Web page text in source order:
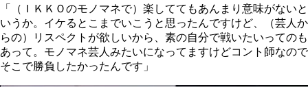
「（ＩＫＫＯのモノマネで）楽しててもあんまり意味がないと
いうか。イケるとこまでいこうと思ったんですけど、（芸人か
らの）リスペクトが欲しいから、素の自分で戦いたいってのも
あって。モノマネ芸人みたいになってますけどコント師なので
そこで勝負したかったんです」